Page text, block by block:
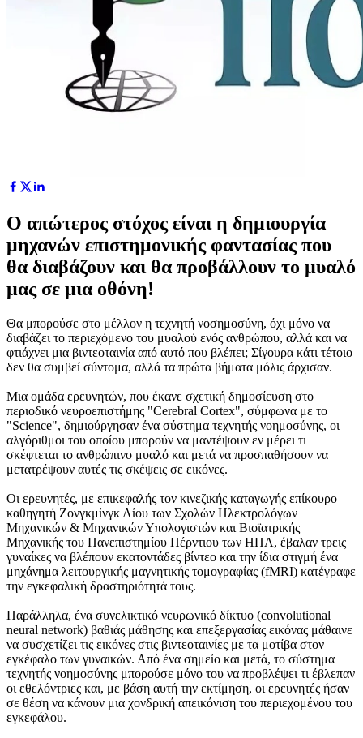
Ο απώτερος στόχος είναι η δημιουργία
μηχανών επιστημονικής φαντασίας που
θα διαβάζουν και θα προβάλλουν το μυαλό
μας σε μια οθόνη!
Θα μπορούσε στο μέλλον η τεχνητή νοσημοσύνη, όχι μόνο να
διαβάζει το περιεχόμενο του μυαλού ενός ανθρώπου, αλλά και να
φτιάχνει μια βιντεοταινία από αυτό που βλέπει; Σίγουρα κάτι τέτοιο
δεν θα συμβεί σύντομα, αλλά τα πρώτα βήματα μόλις άρχισαν.
Μια ομάδα ερευνητών, που έκανε σχετική δημοσίευση στο
περιοδικό νευροεπιστήμης "Cerebral Cortex", σύμφωνα με το
"Science", δημιούργησαν ένα σύστημα τεχνητής νοημοσύνης, οι
αλγόριθμοι του οποίου μπορούν να μαντέψουν εν μέρει τι
σκέφτεται το ανθρώπινο μυαλό και μετά να προσπαθήσουν να
μετατρέψουν αυτές τις σκέψεις σε εικόνες.
Οι ερευνητές, με επικεφαλής τον κινεζικής καταγωγής επίκουρο
καθηγητή Ζονγκμίνγκ Λίου των Σχολών Ηλεκτρολόγων
Μηχανικών & Μηχανικών Υπολογιστών και Βιοϊατρικής
Μηχανικής του Πανεπιστημίου Πέρντιου των ΗΠΑ, έβαλαν τρεις
γυναίκες να βλέπουν εκατοντάδες βίντεο και την ίδια στιγμή ένα
μηχάνημα λειτουργικής μαγνητικής τομογραφίας (fMRI) κατέγραφε
την εγκεφαλική δραστηριότητά τους.
Παράλληλα, ένα συνελικτικό νευρωνικό δίκτυο (convolutional
neural network) βαθιάς μάθησης και επεξεργασίας εικόνας μάθαινε
να συσχετίζει τις εικόνες στις βιντεοταινίες με τα μοτίβα στον
εγκέφαλο των γυναικών. Από ένα σημείο και μετά, το σύστημα
τεχνητής νοημοσύνης μπορούσε μόνο του να προβλέψει τι έβλεπαν
οι εθελόντριες και, με βάση αυτή την εκτίμηση, οι ερευνητές ήσαν
σε θέση να κάνουν μια χονδρική απεικόνιση του περιεχομένου του
εγκεφάλου.